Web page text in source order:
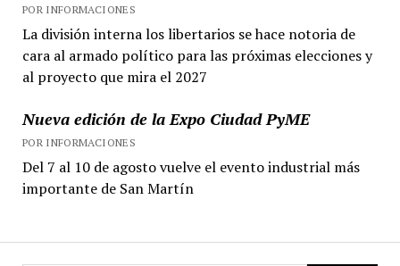
POR INFORMACIONES
La división interna los libertarios se hace notoria de
cara al armado político para las próximas elecciones y
al proyecto que mira el 2027
Nueva edición de la Expo Ciudad PyME
POR INFORMACIONES
Del 7 al 10 de agosto vuelve el evento industrial más
importante de San Martín